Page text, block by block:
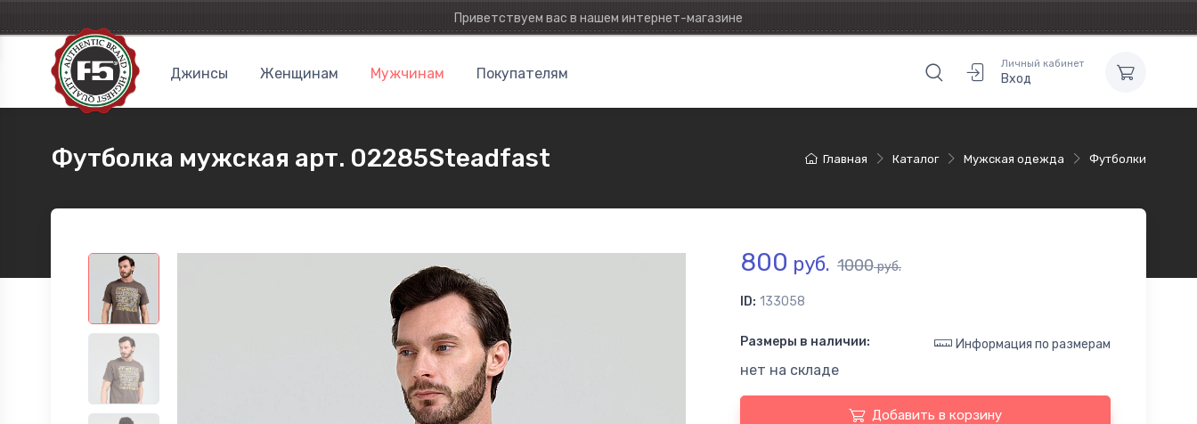
Приветствуем вас в нашем интернет-магазине
Личный кабинет
Вход
Джинсы Женщинам Мужчинам Покупателям
Главная Каталог Мужская одежда Футболки
Футболка мужская арт. 02285Steadfast
800 руб. 1000руб.
ID: 133058
Размеры в наличии: Информация по размерам
нет на складе
Добавить в корзину